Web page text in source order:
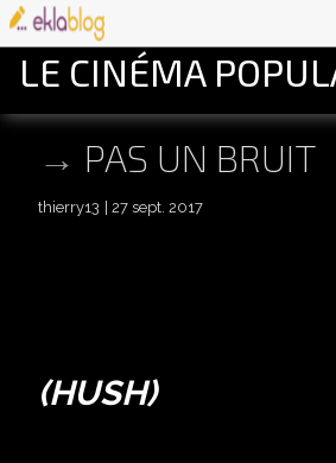
LE CINÉMA
PAS UN BRUIT
thierry13 27 sept. 2017
(HUSH)
réalisé par